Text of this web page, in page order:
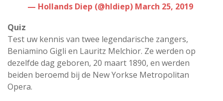
— Hollands Diep (@hldiep) March 25, 2019
Quiz
Test uw kennis van twee legendarische zangers,
Beniamino Gigli en Lauritz Melchior. Ze werden op
dezelfde dag geboren, 20 maart 1890, en werden
beiden beroemd bij de New Yorkse Metropolitan
Opera.